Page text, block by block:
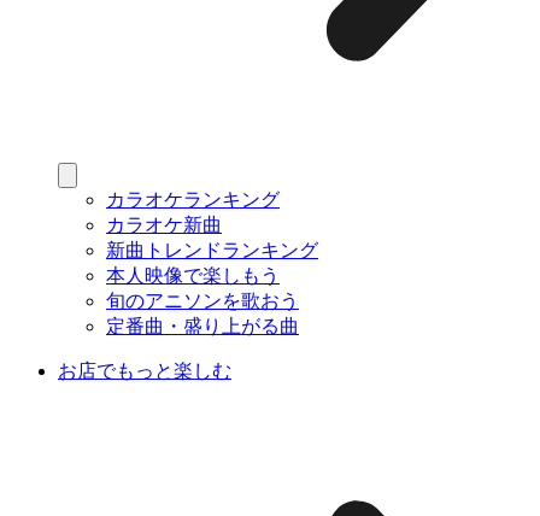
カラオケランキング
カラオケ新曲
新曲トレンドランキング
本人映像で楽しもう
旬のアニソンを歌おう
定番曲・盛り上がる曲
お店でもっと楽しむ